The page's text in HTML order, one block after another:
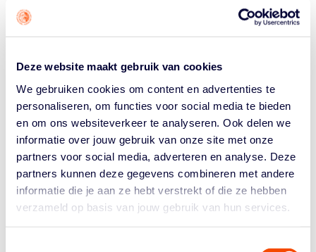
Deze website maakt gebruik van cookies
We gebruiken cookies om content en advertenties te
personaliseren, om functies voor social media te bieden
en om ons websiteverkeer te analyseren. Ook delen we
informatie over jouw gebruik van onze site met onze
partners voor social media, adverteren en analyse. Deze
partners kunnen deze gegevens combineren met andere
informatie die je aan ze hebt verstrekt of die ze hebben
verzameld op basis van jouw gebruik van hun services.
aan ver in het derde kwart kon geen van beide teams
een gat slaan en de wedstrijd naar zich toetrekken. In
het vierde kwart was het Eline Kasius die met meerdere
beslissing zorgde. Zij zou uiteindelijk goed zijn voor 22
punten.
Driepunters Kuijt doen Den Helder de das om
Het verschil tussen de Sportiff Company Grasshoppers
en Dozy BV Den Helder over de hele wedstrijd nooit
groter geweest dan zeven punten. Het kwam er dan ook
op aan wie zich in de slotfase het koelst wist te blijven.
Aan de kant van Den Helder was Sarah Curran de